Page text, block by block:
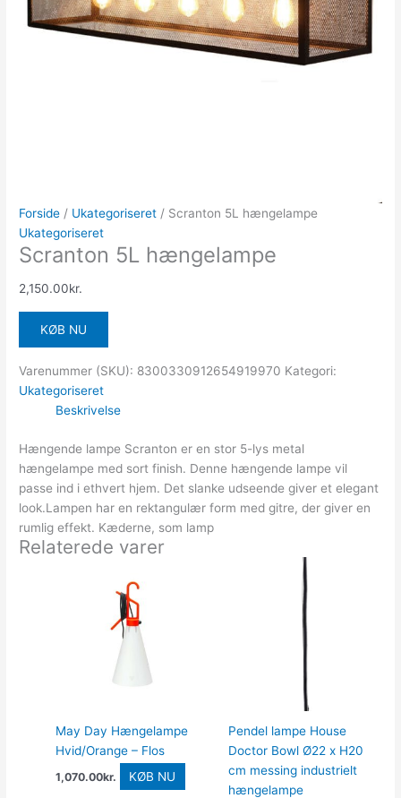
Forside / Ukategoriseret / Scranton 5L hængelampe
Ukategoriseret
Scranton 5L hængelampe
2,150.00kr.
KØB NU
Varenummer (SKU): 8300330912654919970 Kategori:
Ukategoriseret
Beskrivelse
Hængende lampe Scranton er en stor 5-lys metal
hængelampe med sort finish. Denne hængende lampe vil
passe ind i ethvert hjem. Det slanke udseende giver et elegant
look.Lampen har en rektangulær form med gitre, der giver en
rumlig effekt. Kæderne, som lamp
Relaterede varer
May Day Hængelampe
Hvid/Orange – Flos
1,070.00kr. KØB NU
Pendel lampe House
Doctor Bowl Ø22 x H20
cm messing industrielt
hængelampe